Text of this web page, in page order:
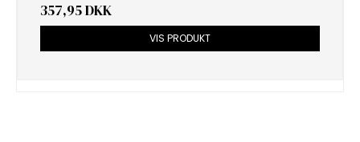
357,95 DKK
VIS PRODUKT